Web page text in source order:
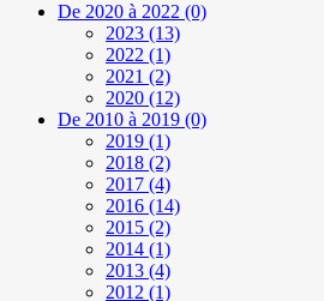
De 2020 à 2022 (0)
2023 (13)
2022 (1)
2021 (2)
2020 (12)
De 2010 à 2019 (0)
2019 (1)
2018 (2)
2017 (4)
2016 (14)
2015 (2)
2014 (1)
2013 (4)
2012 (1)